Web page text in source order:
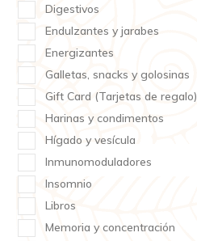
Digestivos
Endulzantes y jarabes
Energizantes
Galletas, snacks y golosinas
Gift Card (Tarjetas de regalo)
Harinas y condimentos
Hígado y vesícula
Inmunomoduladores
Insomnio
Libros
Memoria y concentración